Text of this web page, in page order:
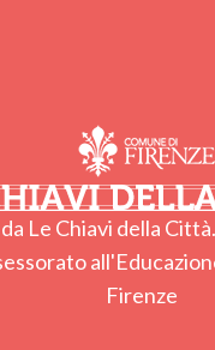
Le Chiavi della
Firenze